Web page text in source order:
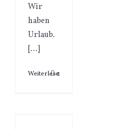
Wir
haben
Urlaub.
[…]
Weiterlesen
2